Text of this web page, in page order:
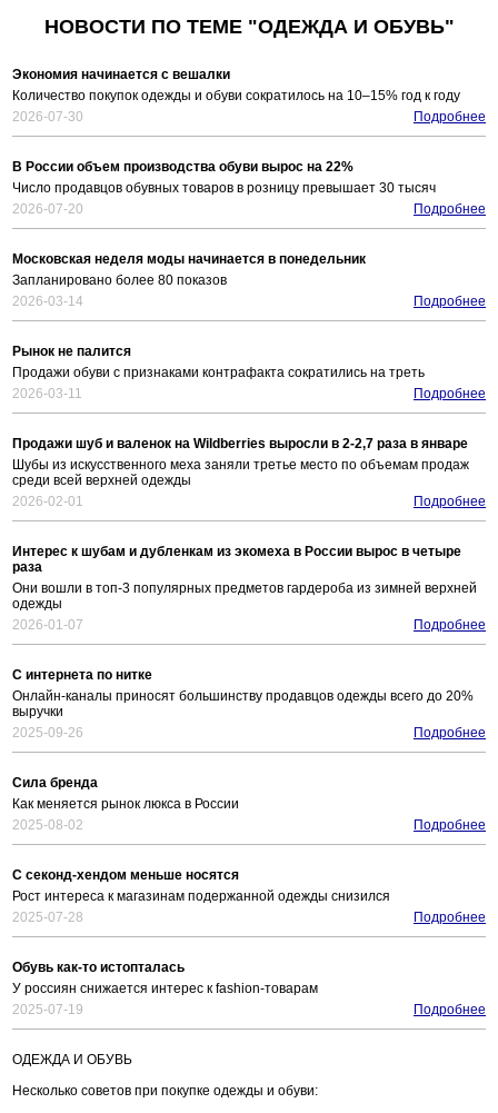
НОВОСТИ ПО ТЕМЕ "ОДЕЖДА И ОБУВЬ"
Экономия начинается с вешалки
Количество покупок одежды и обуви сократилось на 10–15% год к году
2026-07-30
Подробнее
В России объем производства обуви вырос на 22%
Число продавцов обувных товаров в розницу превышает 30 тысяч
2026-07-20
Подробнее
Московская неделя моды начинается в понедельник
Запланировано более 80 показов
2026-03-14
Подробнее
Рынок не палится
Продажи обуви с признаками контрафакта сократились на треть
2026-03-11
Подробнее
Продажи шуб и валенок на Wildberries выросли в 2-2,7 раза в январе
Шубы из искусственного меха заняли третье место по объемам продаж
среди всей верхней одежды
2026-02-01
Подробнее
Интерес к шубам и дубленкам из экомеха в России вырос в четыре
раза
Они вошли в топ-3 популярных предметов гардероба из зимней верхней
одежды
2026-01-07
Подробнее
С интернета по нитке
Онлайн-каналы приносят большинству продавцов одежды всего до 20%
выручки
2025-09-26
Подробнее
Сила бренда
Как меняется рынок люкса в России
2025-08-02
Подробнее
С секонд-хендом меньше носятся
Рост интереса к магазинам подержанной одежды снизился
2025-07-28
Подробнее
Обувь как-то истопталась
У россиян снижается интерес к fashion-товарам
2025-07-19
Подробнее
ОДЕЖДА И ОБУВЬ
Несколько советов при покупке одежды и обуви: